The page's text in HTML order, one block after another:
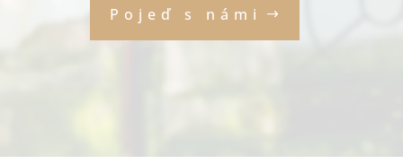
Pojeď s námi